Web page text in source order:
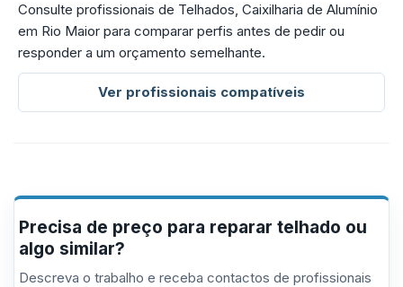
Consulte profissionais de Telhados, Caixilharia de Alumínio
em Rio Maior para comparar perfis antes de pedir ou
responder a um orçamento semelhante.
Ver profissionais compatíveis
Precisa de preço para reparar telhado ou
algo similar?
Descreva o trabalho e receba contactos de profissionais